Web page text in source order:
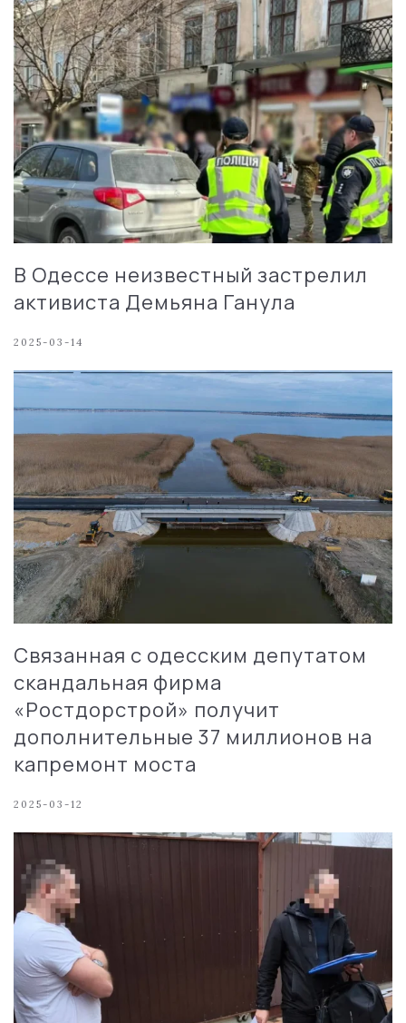
В Одессе неизвестный застрелил
активиста Демьяна Ганула
2025-03-14
Связанная с одесским депутатом
скандальная фирма
«Ростдорстрой» получит
дополнительные 37 миллионов на
капремонт моста
2025-03-12